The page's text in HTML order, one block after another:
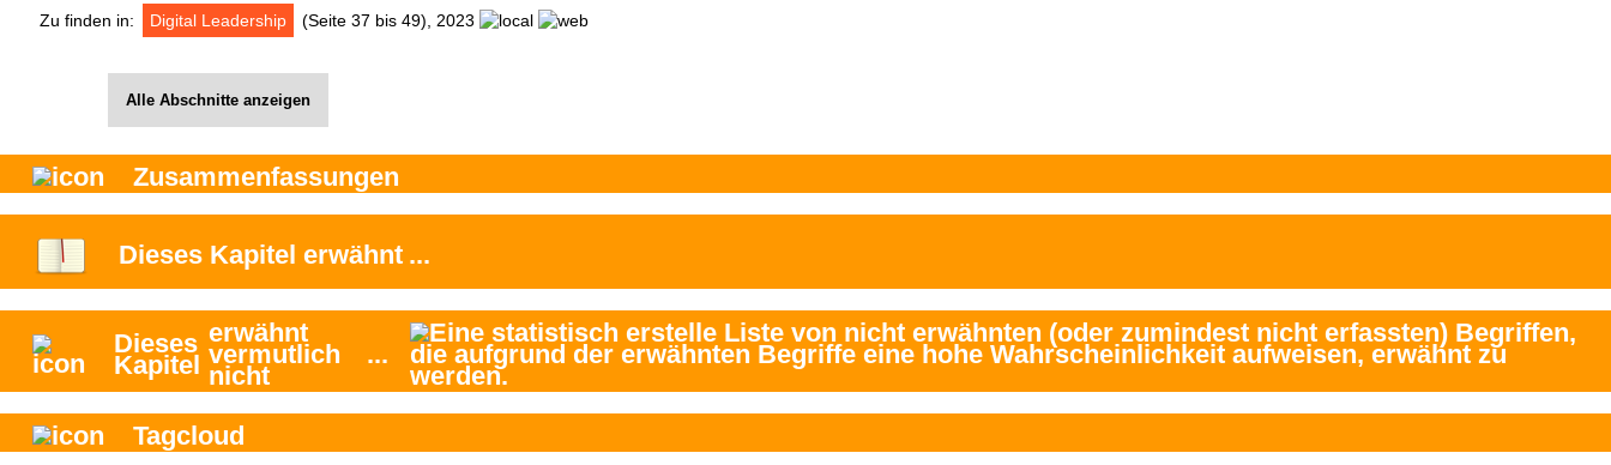
Zu finden in: Digital Leadership (Seite 37 bis 49), 2023
Alle Abschnitte anzeigen
Zusammenfassungen
Dieses Kapitel erwähnt ...
Dieses
Kapitel
erwähnt
vermutlich
nicht
...
Tagcloud